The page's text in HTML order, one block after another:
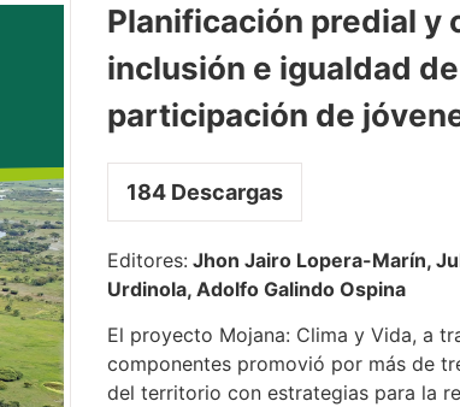
Planificación predial y
inclusión e igualdad
participación de
184 Descargas
Editores: Jhon Jairo Lopera-Marín,
Urdinola, Adolfo Galindo Ospina
El proyecto Mojana: Clima y Vida, a
componentes promovió por más de
del territorio con estrategias para la